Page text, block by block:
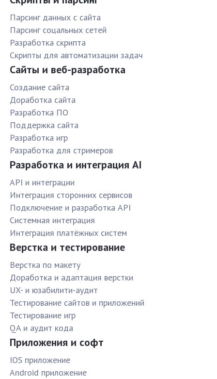
Парсинг данных с сайта
Парсинг соцальных сетей
Разработка скрипта
Скрипты для автоматизации задач
Сайты и веб-разработка
Создание сайта
Доработка сайта
Разработка ПО
Поддержка сайта
Разработка игр
Разработка для стримеров
Разработка и интеграция AI
API и интеграции
Интеграция сторонних сервисов
Подключение и разработка API
Системная интеграция
Интеграция платёжных систем
Верстка и тестирование
Верстка по макету
Доработка и адаптация верстки
UX- и юзабилити-аудит
Тестирование сайтов и приложений
Тестирование игр
QA и аудит кода
Приложения и софт
IOS приложение
Android приложение